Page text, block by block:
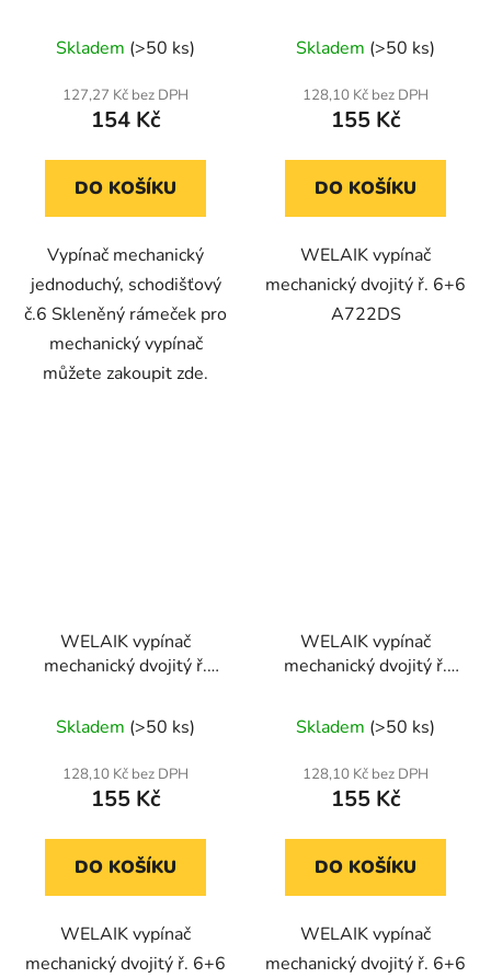
Skladem (>50 ks)
127,27 Kč bez DPH
154 Kč
DO KOŠÍKU
Vypínač mechanický
jednoduchý, schodišťový
č.6 Skleněný rámeček pro
mechanický vypínač
můžete zakoupit zde.
šedý
Skladem (>50 ks)
128,10 Kč bez DPH
155 Kč
DO KOŠÍKU
WELAIK vypínač
mechanický dvojitý ř. 6+6
A722DS
WELAIK vypínač
mechanický dvojitý ř.
creme
Skladem (>50 ks)
128,10 Kč bez DPH
155 Kč
DO KOŠÍKU
WELAIK vypínač
mechanický dvojitý ř. 6+6
WELAIK vypínač
mechanický dvojitý ř.
Skladem (>50 ks)
128,10 Kč bez DPH
155 Kč
DO KOŠÍKU
WELAIK vypínač
mechanický dvojitý ř. 6+6